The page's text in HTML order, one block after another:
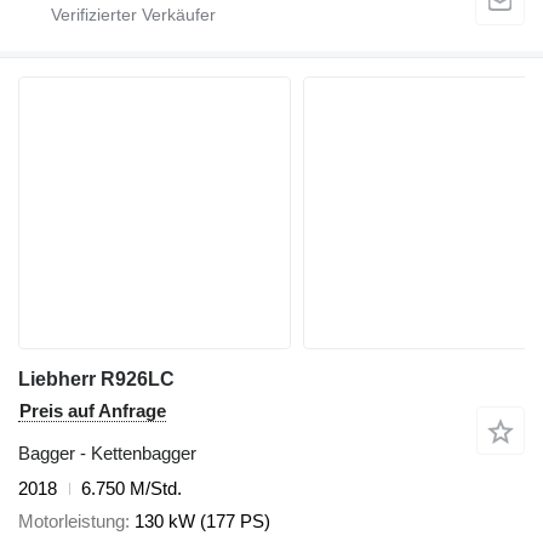
Liebherr R926LC
Preis auf Anfrage
Bagger - Kettenbagger
2018
6.750 M/Std.
Motorleistung 130 kW (177 PS)